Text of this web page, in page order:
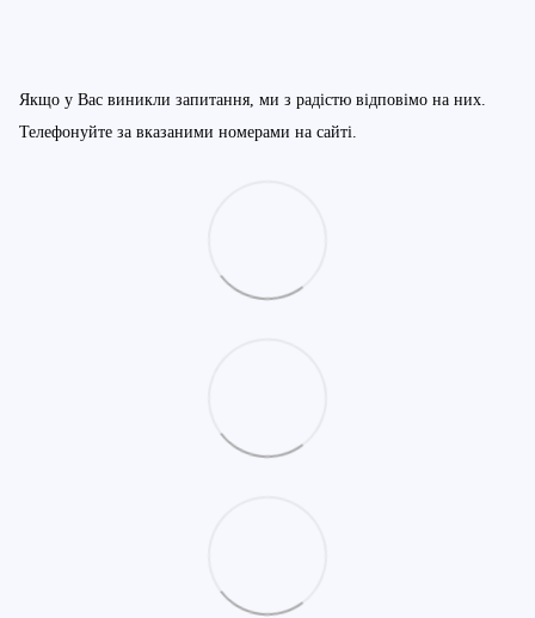
Якщо у Вас виникли запитання, ми з радістю відповімо на них.
Телефонуйте за вказаними номерами на сайті.